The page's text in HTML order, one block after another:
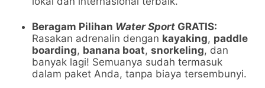
Beragam Pilihan Water Sport GRATIS:
Rasakan adrenalin dengan kayaking, paddle
boarding, banana boat,snorkeling, dan
banyak lagi! Semuanya sudah termasuk
dalam paket Anda, tanpa biaya tersembunyi.